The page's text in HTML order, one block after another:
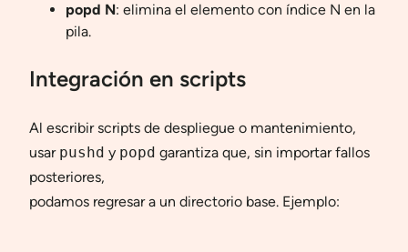
popd N: elimina el elemento con índice N en la
pila.
Integración en scripts
Al escribir scripts de despliegue o mantenimiento,
usar pushd y popd garantiza que, sin importar fallos
posteriores,
podamos regresar a un directorio base. Ejemplo: